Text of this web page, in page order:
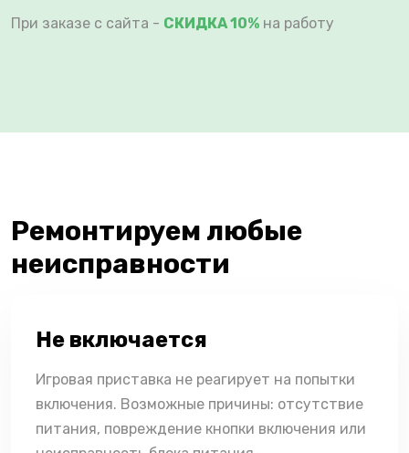
При заказе с сайта - СКИДКА 10% на работу
Ремонтируем любые
неисправности
Не включается
Игровая приставка не реагирует на попытки
включения. Возможные причины: отсутствие
питания, повреждение кнопки включения или